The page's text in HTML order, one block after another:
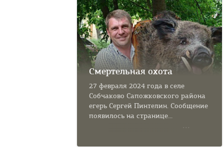
Смертельная охота
27 февраля 2024 года в селе
Собчаково Сапожковского района
егерь Сергей Пинтелин. Сообщение
появилось на странице...